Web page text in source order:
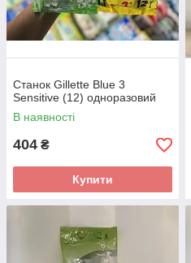
Станок Gillette Blue 3
Sensitive (12) одноразовий
В наявності
404 ₴
Купити